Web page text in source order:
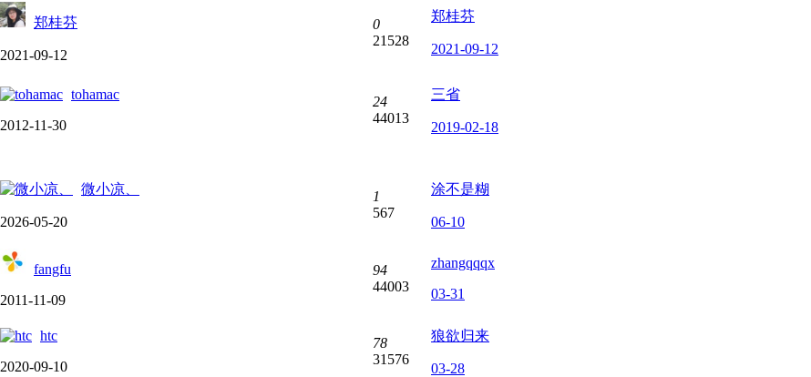
郑桂芬
2021-09-12
0
21528
郑桂芬
2021-09-12
tohamac
2012-11-30
24
44013
三省
2019-02-18
微小凉、
2026-05-20
1
567
涂不是糊
06-10
fangfu
2011-11-09
94
44003
zhangqqqx
03-31
htc
2020-09-10
78
31576
狼欲归来
03-28